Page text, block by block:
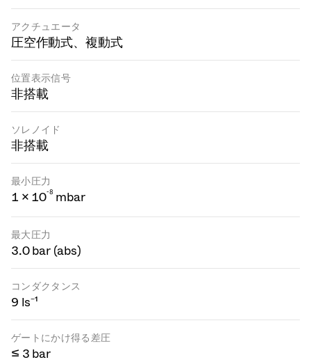
アクチュエータ
圧空作動式、複動式
位置表示信号
非搭載
ソレノイド
非搭載
最小圧力
1 × 10-8 mbar
最大圧力
3.0 bar (abs)
コンダクタンス
9 ls⁻¹
ゲートにかけ得る差圧
≤ 3 bar